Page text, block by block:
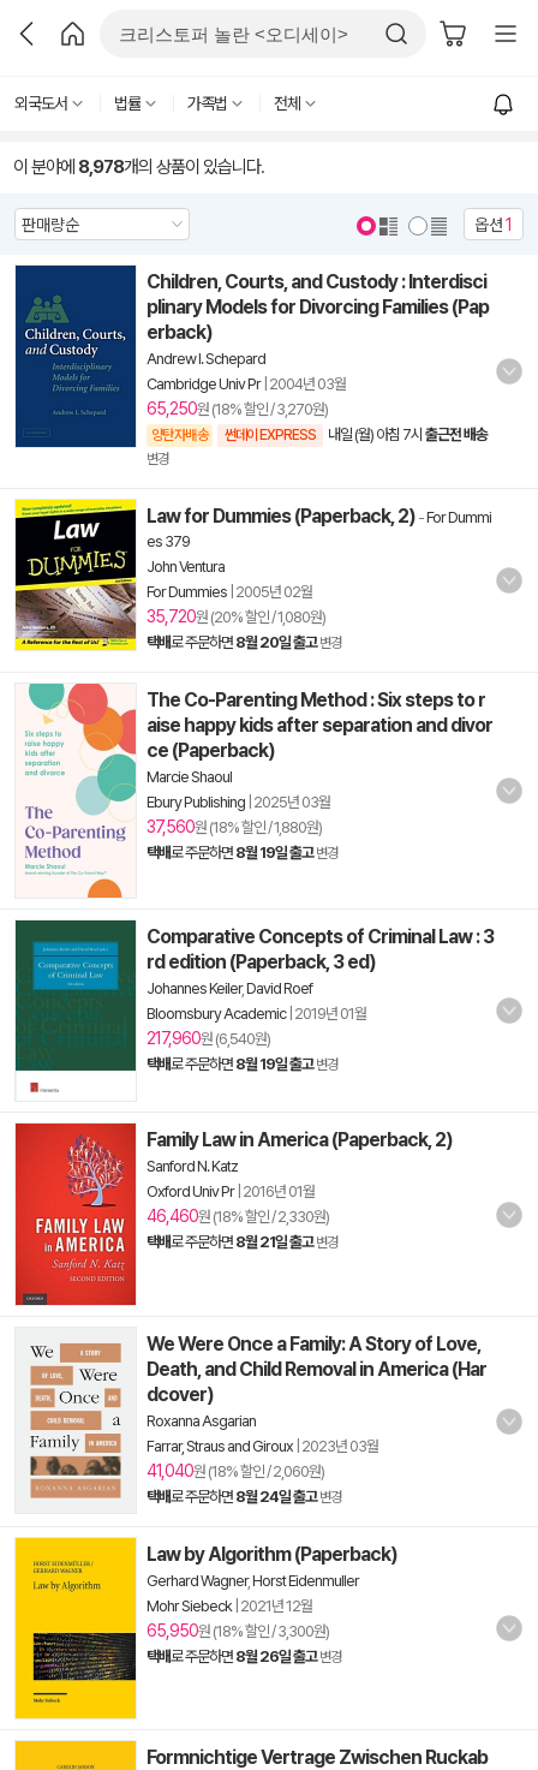
외국도서 법률 가족법 전체
이 분야에 8,978개의 상품이 있습니다.
옵션1
Children, Courts, and Custody : Interdisci
plinary Models for Divorcing Families (Pap
erback)
Andrew I. Schepard
Cambridge Univ Pr| 2004년 03월
65,250원 (18% 할인 / 3,270원)
양탄자배송 썬데이 EXPRESS 내일 (월) 아침 7시 출근전 배송
변경
Law for Dummies (Paperback, 2) -For Dummi
es 379
John Ventura
For Dummies 2005년 02월
35,720원 (20% 할인 / 1,080원)
택배로 주문하면 8월 20일 출고 변경
The Co-Parenting Method : Six steps to r
aise happy kids after separation and divor
ce (Paperback)
Marcie Shaoul
Ebury Publishing 2025년 03월
37,560원 (18% 할인 / 1,880원)
택배로 주문하면 8월 19일 출고 변경
Comparative Concepts of Criminal Law : 3
rd edition (Paperback, 3 ed)
Johannes Keiler,David Roef
Bloomsbury Academic| 2019년 01월
217,960원 (6,540원)
택배로 주문하면 8월 19일 출고 변경
Family Law in America (Paperback, 2)
Sanford N. Katz
Oxford Univ Pr| 2016년 01월
46,460원 (18% 할인 / 2,330원)
택배로 주문하면 8월 21일 출고 변경
We Were Once a Family: A Story of Love,
Death, and Child Removal in America (Har
dcover)
Roxanna Asgarian
Farrar, Straus and Giroux 2023년 03월
41,040원 (18% 할인 / 2,060원)
택배로 주문하면 8월 24일 출고 변경
Law by Algorithm (Paperback)
Gerhard Wagner,Horst Eidenmuller
Mohr Siebeck| 2021년 12월
65,950원 (18% 할인 / 3,300원)
택배로 주문하면 8월 26일 출고 변경
Formnichtige Vertrage Zwischen Ruckab